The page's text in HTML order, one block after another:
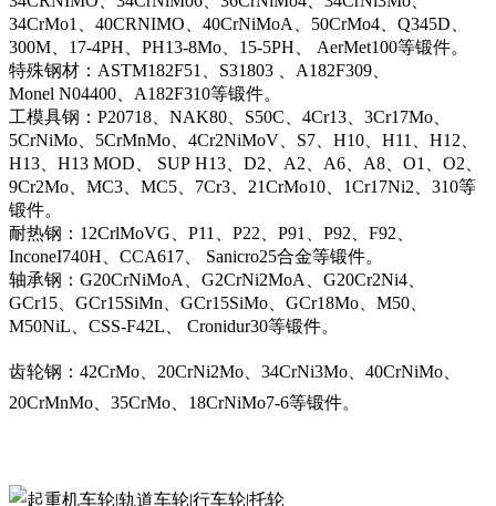
34CrMo1、40CRNIMO、40CrNiMoA、50CrMo4、Q345D、
300M、17-4PH、PH13-8Mo、15-5PH、 AerMet100等锻件。
特殊钢材：ASTM182F51、S31803 、A182F309、
Monel N04400、A182F310等锻件。
工模具钢：P20718、NAK80、S50C、4Cr13、3Cr17Mo、
5CrNiMo、5CrMnMo、4Cr2NiMoV、S7、H10、H11、H12、
H13、H13 MOD、 SUP H13、D2、A2、A6、A8、O1、O2、
9Cr2Mo、MC3、MC5、7Cr3、21CrMo10、1Cr17Ni2、310等
锻件。
耐热钢：12CrlMoVG、P11、P22、P91、P92、F92、
InconeI740H、CCA617、 Sanicro25合金等锻件。
轴承钢：G20CrNiMoA、G2CrNi2MoA、G20Cr2Ni4、
GCr15、GCr15SiMn、GCr15SiMo、GCr18Mo、M50、
M50NiL、CSS-F42L、 Cronidur30等锻件。
齿轮钢：42CrMo、20CrNi2Mo、34CrNi3Mo、40CrNiMo、
20CrMnMo、35CrMo、18CrNiMo7-6等锻件。